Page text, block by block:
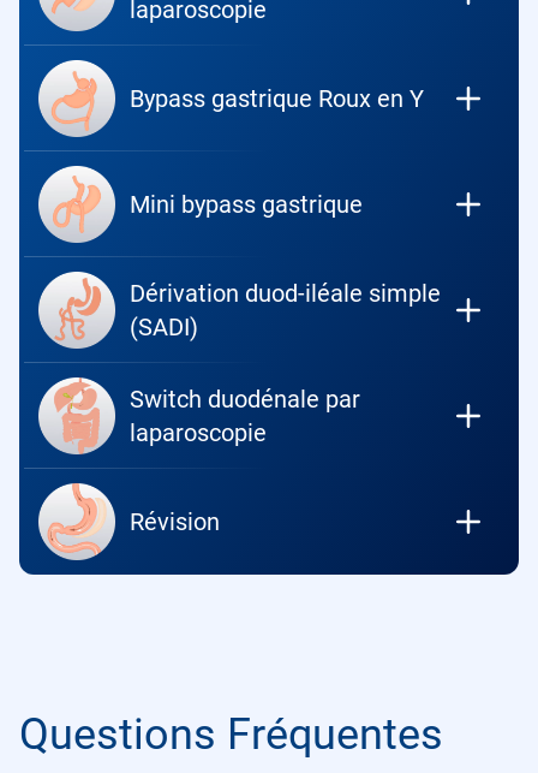
laparoscopie
Bypass gastrique Roux en Y
Mini bypass gastrique
Dérivation duod-iléale simple
(SADI)
Switch duodénale par
laparoscopie
Révision
Questions Fréquentes